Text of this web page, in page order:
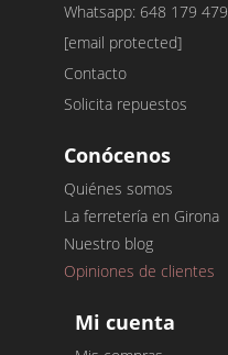
Whatsapp: 648 179 479
[email protected]
Contacto
Solicita repuestos
Conócenos
Quiénes somos
La ferretería en Girona
Nuestro blog
Opiniones de clientes
Mi cuenta